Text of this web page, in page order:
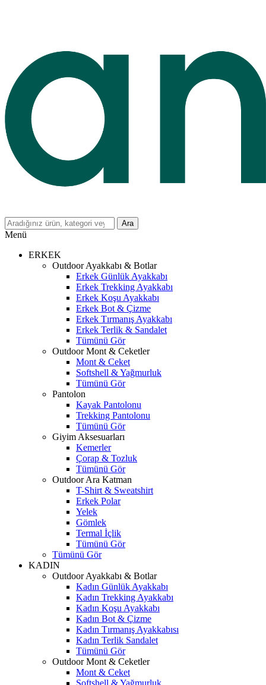
Ara
Menü
ERKEK
Outdoor Ayakkabı & Botlar
Erkek Günlük Ayakkabı
Erkek Trekking Ayakkabı
Erkek Koşu Ayakkabı
Erkek Bot & Çizme
Erkek Tırmanış Ayakkabı
Erkek Terlik & Sandalet
Tümünü Gör
Outdoor Mont & Ceketler
Mont & Ceket
Softshell & Yağmurluk
Tümünü Gör
Pantolon
Kayak Pantolonu
Trekking Pantolonu
Tümünü Gör
Giyim Aksesuarları
Kemerler
Çorap & Tozluk
Tümünü Gör
Outdoor Ara Katman
T-Shirt & Sweatshirt
Erkek Polar
Yelek
Gömlek
Termal İçlik
Tümünü Gör
Tümünü Gör
KADIN
Outdoor Ayakkabı & Botlar
Kadın Günlük Ayakkabı
Kadın Trekking Ayakkabı
Kadın Koşu Ayakkabı
Kadın Bot & Çizme
Kadın Tırmanış Ayakkabısı
Kadın Terlik Sandalet
Tümünü Gör
Outdoor Mont & Ceketler
Mont & Ceket
Softshell & Yağmurluk